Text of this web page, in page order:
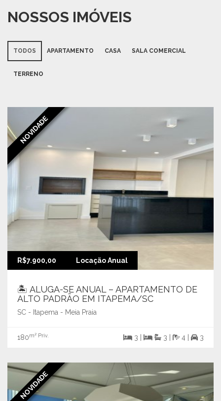
NOSSOS IMÓVEIS
TODOS APARTAMENTO CASA SALA COMERCIAL
TERRENO
NOVIDADE
R$7.900,00 Locação Anual
🏝️ ALUGA-SE ANUAL – APARTAMENTO DE
ALTO PADRÃO EM ITAPEMA/SC
SC - Itapema - Meia Praia
180m² Priv. 3 | 3 | 4 | 3
NOVIDADE